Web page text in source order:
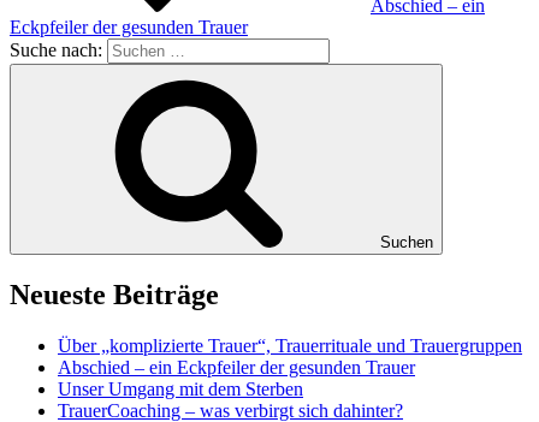
Abschied – ein
Eckpfeiler der gesunden Trauer
Suche nach:
Suchen
Neueste Beiträge
Über „komplizierte Trauer“, Trauerrituale und Trauergruppen
Abschied – ein Eckpfeiler der gesunden Trauer
Unser Umgang mit dem Sterben
TrauerCoaching – was verbirgt sich dahinter?